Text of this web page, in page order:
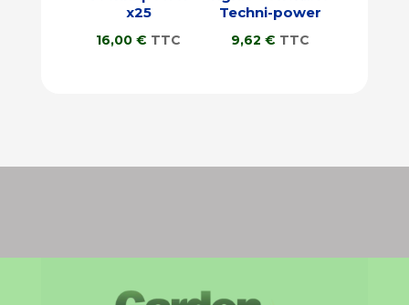
x25
16,00€ TTC
Techni-power
9,62€ TTC